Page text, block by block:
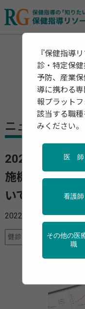
ニュース
2021年度版「
施機関」状況
いてまとめ
2022年07月26日
健診・検診 地域保健
『保健指導
診・特定保
予防、産業
導に携わる
報プラットフ
該当する職
みください。
医 師
看護師
その他の医
職